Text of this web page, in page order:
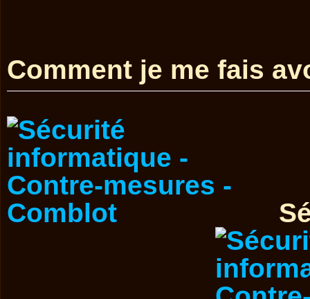
Comment je me fais